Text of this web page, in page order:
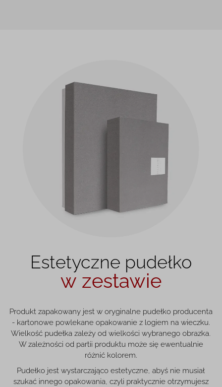
Estetyczne pudełko
w zestawie
Produkt zapakowany jest w oryginalne pudełko producenta
- kartonowe powlekane opakowanie z logiem na wieczku.
Wielkość pudełka zależy od wielkości wybranego obrazka.
W zależności od partii produktu może się ewentualnie
różnić kolorem.
Pudełko jest wystarczająco estetyczne, abyś nie musiał
szukać innego opakowania, czyli praktycznie otrzymujesz